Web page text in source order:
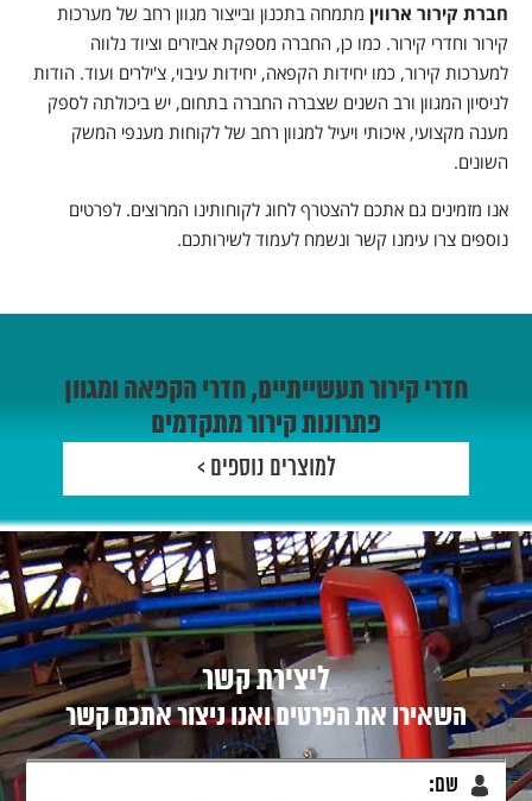
חברת קירור ארווין מתמחה בתכנון ובייצור מגוון רחב של מערכות
קירור וחדרי קירור. כמו כן, החברה מספקת אביזרים וציוד נלווה
למערכות קירור, כמו יחידות הקפאה, יחידות עיבוי, צ'ילרים ועוד. הודות
לניסיון המגוון ורב השנים שצברה החברה בתחום, יש ביכולתה לספק
מענה מקצועי, איכותי ויעיל למגוון רחב של לקוחות מענפי המשק
השונים.
אנו מזמינים גם אתכם להצטרף לחוג לקוחותינו המרוצים. לפרטים
נוספים צרו עימנו קשר ונשמח לעמוד לשירותכם.
חדרי קירור תעשייתיים, חדרי הקפאה ומגוון
פתרונות קירור מתקדמים
למוצרים נוספים >
ליצירת קשר
השאירו את הפרטים ואנו ניצור אתכם קשר